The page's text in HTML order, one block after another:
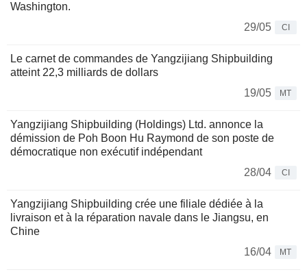
Washington.
29/05
CI
Le carnet de commandes de Yangzijiang Shipbuilding
atteint 22,3 milliards de dollars
19/05
MT
Yangzijiang Shipbuilding (Holdings) Ltd. annonce la
démission de Poh Boon Hu Raymond de son poste de
démocratique non exécutif indépendant
28/04
CI
Yangzijiang Shipbuilding crée une filiale dédiée à la
livraison et à la réparation navale dans le Jiangsu, en
Chine
16/04
MT